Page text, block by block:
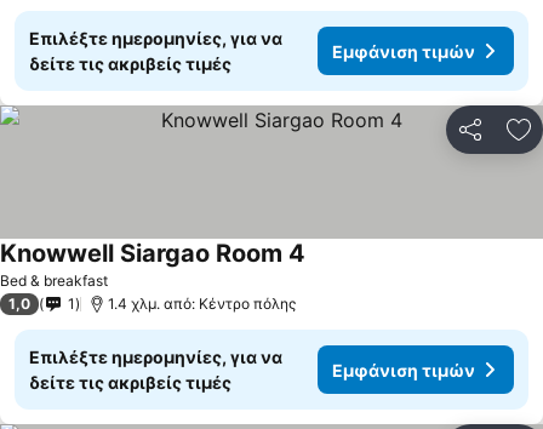
Επιλέξτε ημερομηνίες, για να
δείτε τις ακριβείς τιμές
Εμφάνιση τιμών
Bed & breakfast
Knowwell Siargao Room 4
1,0 1 1.4 χλμ. από: Κέντρο πόλης
Επιλέξτε ημερομηνίες, για να
δείτε τις ακριβείς τιμές
Εμφάνιση τιμών